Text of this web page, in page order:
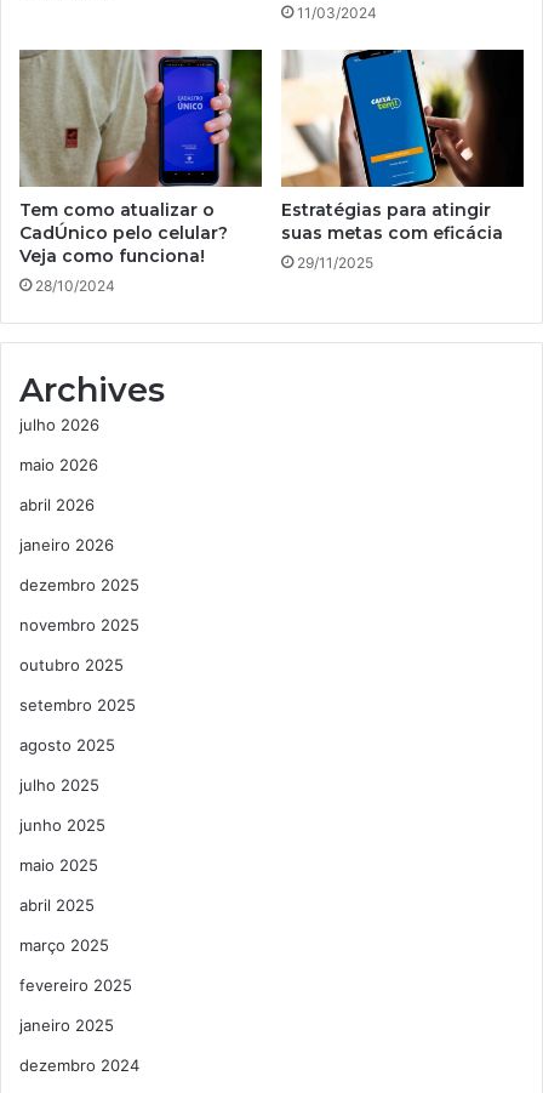
11/03/2024
Tem como atualizar o
CadÚnico pelo celular?
Veja como funciona!
28/10/2024
Estratégias para atingir
suas metas com eficácia
29/11/2025
Archives
julho 2026
maio 2026
abril 2026
janeiro 2026
dezembro 2025
novembro 2025
outubro 2025
setembro 2025
agosto 2025
julho 2025
junho 2025
maio 2025
abril 2025
março 2025
fevereiro 2025
janeiro 2025
dezembro 2024